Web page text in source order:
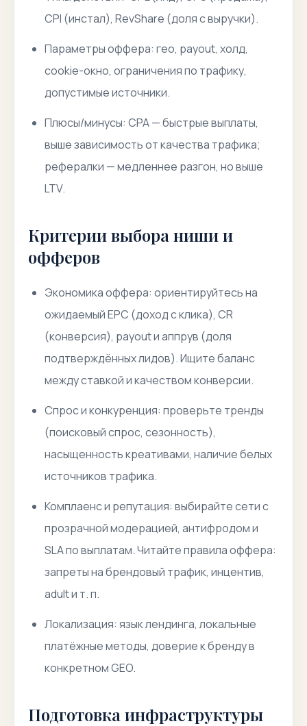
CPI (инстал), RevShare (доля с выручки).
Параметры оффера: гео, payout, холд,
cookie-окно, ограничения по трафику,
допустимые источники.
Плюсы/минусы: CPA — быстрые выплаты,
выше зависимость от качества трафика;
рефералки — медленнее разгон, но выше
LTV.
Критерии выбора ниши и
офферов
Экономика оффера: ориентируйтесь на
ожидаемый EPC (доход с клика), CR
(конверсия), payout и аппрув (доля
подтверждённых лидов). Ищите баланс
между ставкой и качеством конверсии.
Спрос и конкуренция: проверьте тренды
(поисковый спрос, сезонность),
насыщенность креативами, наличие белых
источников трафика.
Комплаенс и репутация: выбирайте сети с
прозрачной модерацией, антифродом и
SLA по выплатам. Читайте правила оффера:
запреты на брендовый трафик, инцентив,
adult и т. п.
Локализация: язык лендинга, локальные
платёжные методы, доверие к бренду в
конкретном GEO.
Подготовка инфраструктуры